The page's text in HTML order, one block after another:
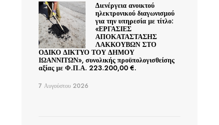
Διενέργεια ανοικτού
ηλεκτρονικού διαγωνισμού
για την υπηρεσία με τίτλο:
«ΕΡΓΑΣΙΕΣ
ΑΠΟΚΑΤΑΣΤΑΣΗΣ
ΛΑΚΚΟΥΒΩΝ ΣΤΟ
ΟΔΙΚΟ ΔΙΚΤΥΟ ΤΟΥ ΔΗΜΟΥ
ΙΩΑΝΝΙΤΩΝ», συνολικής προϋπολογισθείσης
αξίας με Φ.Π.Α. 223.200,00 €.
7 Αυγούστου 2026